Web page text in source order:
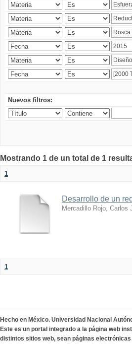
Nuevos filtros:
Mostrando 1 de un total de 1
1
Desarrollo de un
Mercadillo Rojo, Carlos
1
Hecho en México. Universidad Nacional
Este es un portal integrado a la página web
distintos sitios web, sean páginas